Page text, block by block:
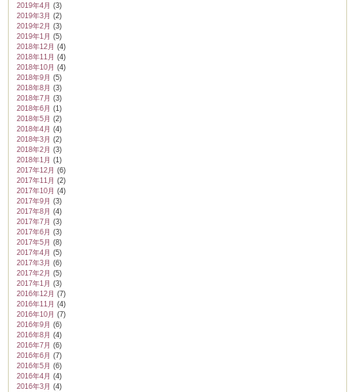
2019年4月 (3)
2019年3月 (2)
2019年2月 (3)
2019年1月 (5)
2018年12月 (4)
2018年11月 (4)
2018年10月 (4)
2018年9月 (5)
2018年8月 (3)
2018年7月 (3)
2018年6月 (1)
2018年5月 (2)
2018年4月 (4)
2018年3月 (2)
2018年2月 (3)
2018年1月 (1)
2017年12月 (6)
2017年11月 (2)
2017年10月 (4)
2017年9月 (3)
2017年8月 (4)
2017年7月 (3)
2017年6月 (3)
2017年5月 (8)
2017年4月 (5)
2017年3月 (6)
2017年2月 (5)
2017年1月 (3)
2016年12月 (7)
2016年11月 (4)
2016年10月 (7)
2016年9月 (6)
2016年8月 (4)
2016年7月 (6)
2016年6月 (7)
2016年5月 (6)
2016年4月 (4)
2016年3月 (4)